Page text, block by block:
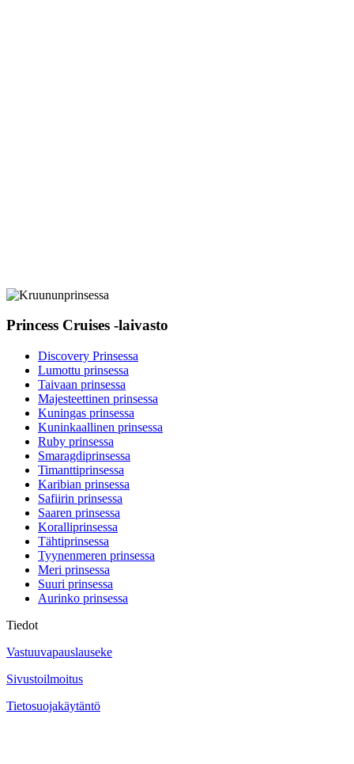
Princess Cruises -laivasto
Discovery Prinsessa
Lumottu prinsessa
Taivaan prinsessa
Majesteettinen prinsessa
Kuningas prinsessa
Kuninkaallinen prinsessa
Ruby prinsessa
Smaragdiprinsessa
Timanttiprinsessa
Karibian prinsessa
Safiirin prinsessa
Saaren prinsessa
Koralliprinsessa
Tähtiprinsessa
Tyynenmeren prinsessa
Meri prinsessa
Suuri prinsessa
Aurinko prinsessa
Tiedot
Vastuuvapauslauseke
Sivustoilmoitus
Tietosuojakäytäntö